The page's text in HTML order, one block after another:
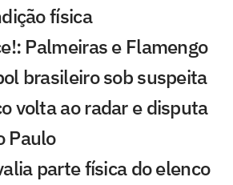
física
Palmeiras e Flamengo
brasileiro sob suspeita
volta ao radar e disputa
Paulo
parte física do elenco